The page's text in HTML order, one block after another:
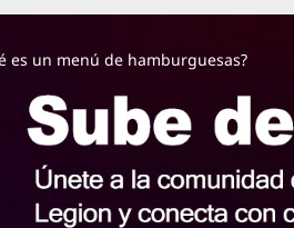
es un menú de hamburguesas?